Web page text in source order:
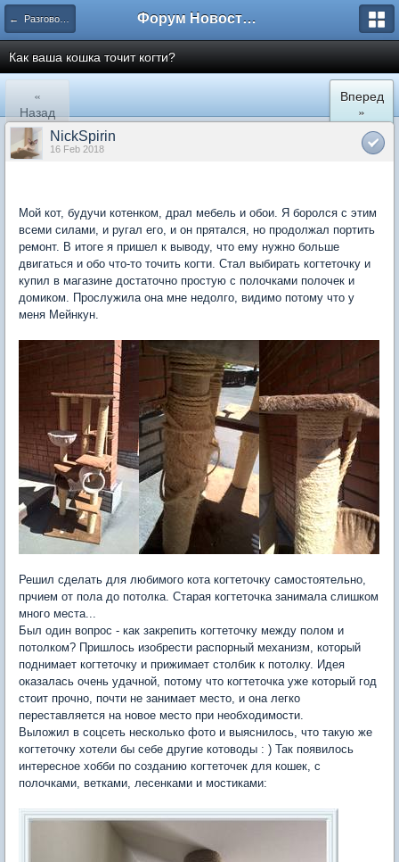
← Разговоры обо всем Форум Новостройки
Как ваша кошка точит когти?
«
Назад
Вперед
»
NickSpirin
16 Feb 2018
Мой кот, будучи котенком, драл мебель и обои. Я боролся с этим
всеми силами, и ругал его, и он прятался, но продолжал портить
ремонт. В итоге я пришел к выводу, что ему нужно больше
двигаться и обо что-то точить когти. Стал выбирать когтеточку и
купил в магазине достаточно простую с полочками полочек и
домиком. Прослужила она мне недолго, видимо потому что у
меня Мейнкун.
Решил сделать для любимого кота когтеточку самостоятельно,
прчием от пола до потолка. Старая когтеточка занимала слишком
много места...
Был один вопрос - как закрепить когтеточку между полом и
потолком? Пришлось изобрести распорный механизм, который
поднимает когтеточку и прижимает столбик к потолку. Идея
оказалась очень удачной, потому что когтеточка уже который год
стоит прочно, почти не занимает место, и она легко
переставляется на новое место при необходимости.
Выложил в соцсеть несколько фото и выяснилось, что такую же
когтеточку хотели бы себе другие котоводы : ) Так появилось
интересное хобби по созданию когтеточек для кошек, с
полочками, ветками, лесенками и мостиками: